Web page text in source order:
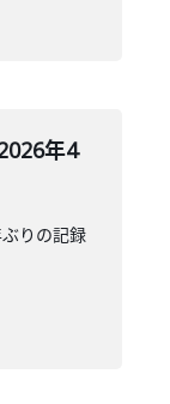
年4
りの記録